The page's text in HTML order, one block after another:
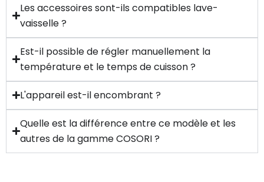
Les accessoires sont-ils compatibles lave-
vaisselle ?
Est-il possible de régler manuellement la
température et le temps de cuisson ?
L'appareil est-il encombrant ?
Quelle est la différence entre ce modèle et les
autres de la gamme COSORI ?